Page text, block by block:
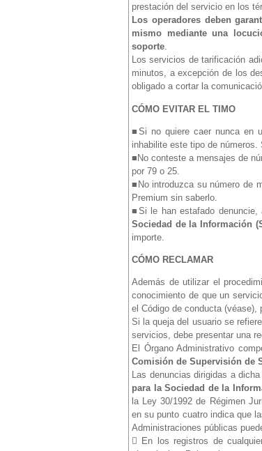
prestación del servicio en los
Los operadores deben
mismo mediante una
soporte.
Los servicios de tarificación
minutos, a excepción de los
obligado a cortar la
CÓMO EVITAR EL TIMO
■Si no quiere caer nunca en
inhabilite este tipo de números.
■No conteste a mensajes de
por 79 o 25.
■No introduzca su número de
Premium sin saberlo.
■Si le han estafado
Sociedad de la Información
importe.
CÓMO RECLAMAR
Además de utilizar el
conocimiento de que un
el Código de conducta (véase),
Si la queja del usuario se
servicios, debe presentar una
El Órgano Administrativo
Comisión de Supervisión de
Las denuncias dirigidas a
para la Sociedad de la
la Ley 30/1992 de Régimen
en su punto cuatro indica que
Administraciones públicas
 En los registros de